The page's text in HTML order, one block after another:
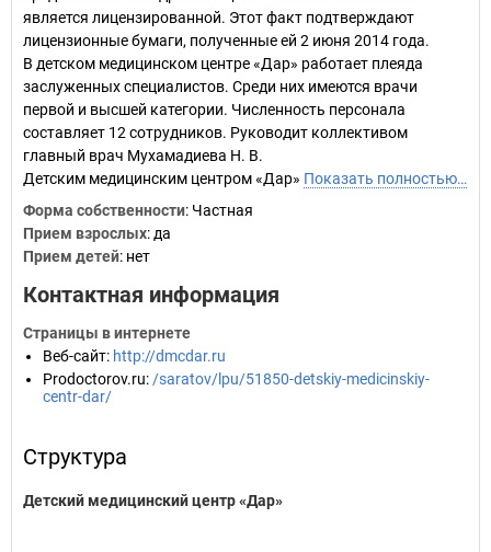
является лицензированной. Этот факт подтверждают
лицензионные бумаги, полученные ей 2 июня 2014 года.
В детском медицинском центре «Дар» работает плеяда
заслуженных специалистов. Среди них имеются врачи
первой и высшей категории. Численность персонала
составляет 12 сотрудников. Руководит коллективом
главный врач Мухамадиева Н. В.
Детским медицинским центром «Дар» Показать полностью…
Форма собственности: Частная
Прием взрослых: да
Прием детей: нет
Контактная информация
Страницы в интернете
Веб-сайт: http://dmcdar.ru
Prodoctorov.ru: /saratov/lpu/51850-detskiy-medicinskiy-
centr-dar/
Структура
Детский медицинский центр «Дар»